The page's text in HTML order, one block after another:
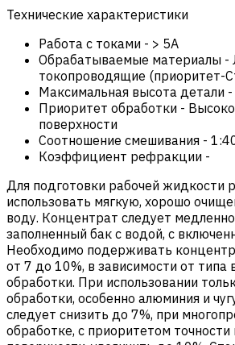
Технические характеристики
Работа с токами - > 5A
Обрабатываемые материалы -
токопроводящие (приоритет-
Максимальная высота детали -
Приоритет обработки -
поверхности
Соотношение смешивания -
Коэффициент рефракции -
Для подготовки рабочей жидкости
использовать мягкую, хорошо
воду. Концентрат следует
заполненный бак с водой, с
Необходимо подерживать
от 7 до 10%, в зависимости от типа
обработки. При использовании
обработки, особенно алюминия и
следует снизить до 7%, при
обработке, с приоритетом точности